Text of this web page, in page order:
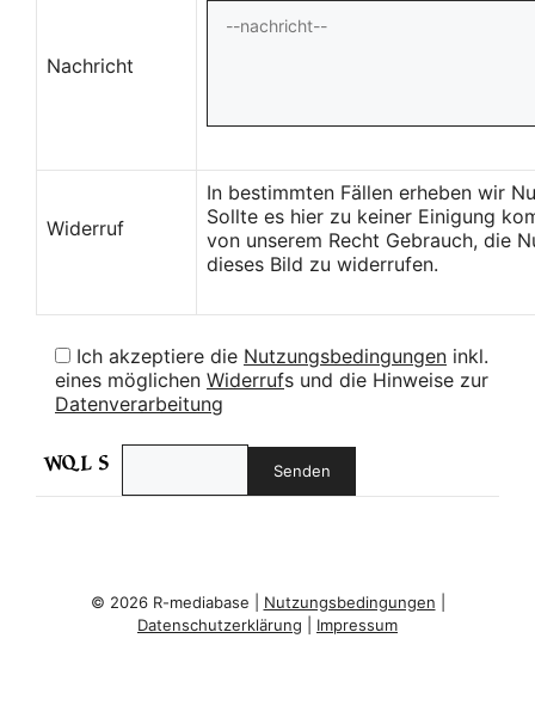
Nachricht
Widerruf
In bestimmten Fällen erheben wir
Sollte es hier zu keiner Einigung
von unserem Recht Gebrauch, die
dieses Bild zu widerrufen.
Ich akzeptiere die Nutzungsbedingungen inkl.
eines möglichen Widerrufs und die Hinweise zur
Datenverarbeitung
© 2026 R-mediabase | Nutzungsbedingungen
Datenschutzerklärung
Impressum